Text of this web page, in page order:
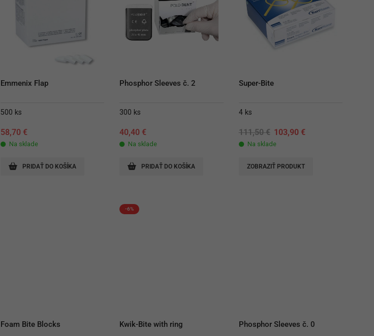
Emmenix Flap
500 ks
58,70 €
Na sklade
PRIDAŤ DO KOŠÍKA
Phosphor Sleeves č. 2
300 ks
40,40 €
Na sklade
PRIDAŤ DO KOŠÍKA
Super-Bite
4 ks
111,50€ Original
price
was:
103,90 €Current
Na sklade
ZOBRAZIŤ PRODUKT
Foam Bite Blocks
-6%
Kwik-Bite with ring Phosphor Sleeves č. 0